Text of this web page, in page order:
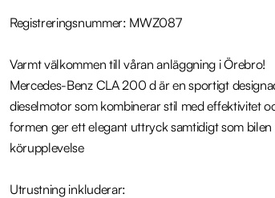
Registreringsnummer: MWZ087
Varmt välkommen till våran anläggning i Örebro!
Mercedes-Benz CLA 200 d är en sportigt
dieselmotor som kombinerar stil med effektivitet
formen ger ett elegant uttryck samtidigt som
körupplevelse
Utrustning inkluderar: